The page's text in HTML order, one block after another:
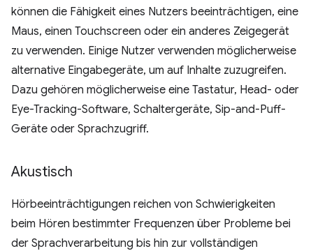
können die Fähigkeit eines Nutzers beeinträchtigen, eine
Maus, einen Touchscreen oder ein anderes Zeigegerät
zu verwenden. Einige Nutzer verwenden möglicherweise
alternative Eingabegeräte, um auf Inhalte zuzugreifen.
Dazu gehören möglicherweise eine Tastatur, Head- oder
Eye-Tracking-Software, Schaltergeräte, Sip-and-Puff-
Geräte oder Sprachzugriff.
Akustisch
Hörbeeinträchtigungen reichen von Schwierigkeiten
beim Hören bestimmter Frequenzen über Probleme bei
der Sprachverarbeitung bis hin zur vollständigen